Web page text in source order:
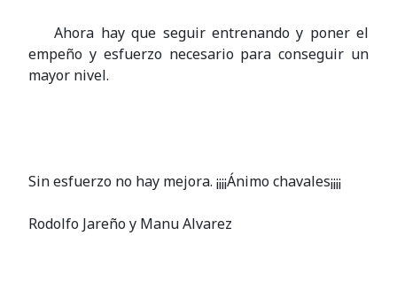
Ahora hay que seguir entrenando y poner el
empeño y esfuerzo necesario para conseguir un
mayor nivel.
Sin esfuerzo no hay mejora. ¡¡¡¡Ánimo chavales¡¡¡¡
Rodolfo Jareño y Manu Alvarez